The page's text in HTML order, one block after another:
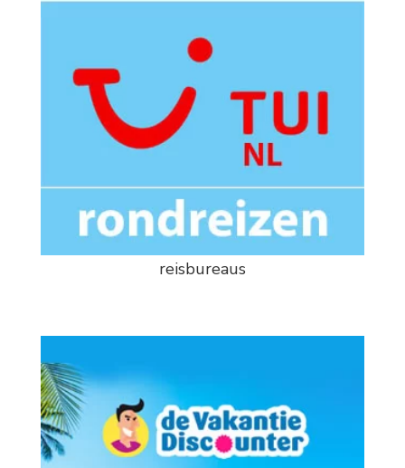
reisbureaus